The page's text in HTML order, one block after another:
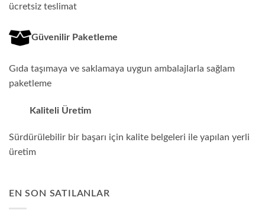
ücretsiz teslimat
Güvenilir Paketleme
Gıda taşımaya ve saklamaya uygun ambalajlarla sağlam
paketleme
Kaliteli Üretim
Sürdürülebilir bir başarı için kalite belgeleri ile yapılan yerli
üretim
EN SON SATILANLAR